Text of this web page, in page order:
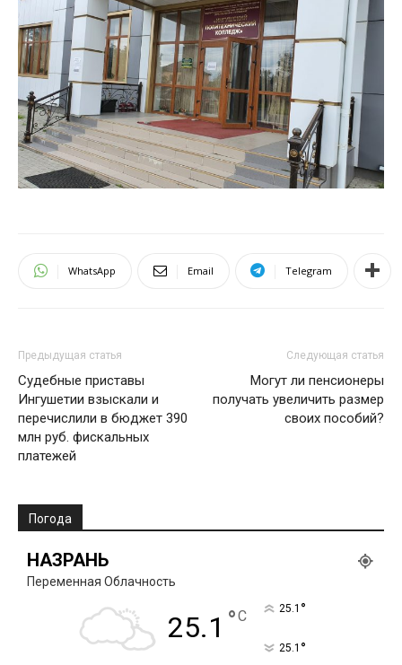
WhatsApp Email Telegram
Предыдущая статья
Судебные приставы
Ингушетии взыскали и
перечислили в бюджет 390
млн руб. фискальных
платежей
Следующая статья
Могут ли пенсионеры
получать увеличить размер
своих пособий?
Погода
НАЗРАНЬ
Переменная Облачность
25.1 °C 25.1 °
25.1 °